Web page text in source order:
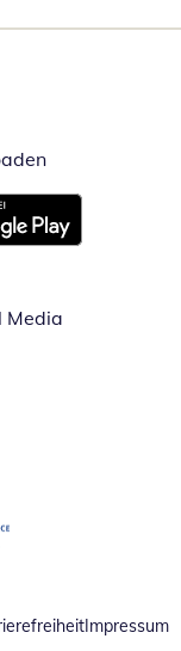
Öffnet in
Fenster
Media
Fenster
neuem Fenster
in neuem Fenster
Impressum